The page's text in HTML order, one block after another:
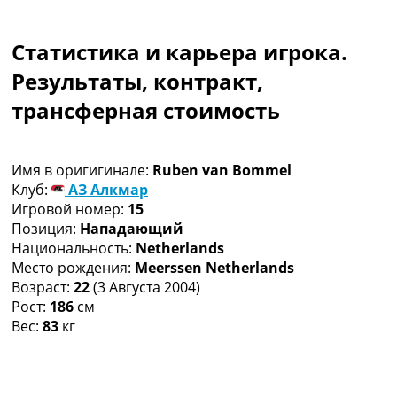
Чемпионат Мира
Украина. Премьер-Лига
Украина. Первая Лига
Лига Чемпионов
Другие Турниры >>>
Таблицы
Таблицы групп Чемпионата Мира
Украина. Премьер-Лига
Украина. Первая Лига
Лига Чемпионов. Таблицы групп
Англия. Премьер-Лига
Испания. Ла Лига
Статистика и карьера игрока.
Результаты, контракт,
трансферная стоимость
Имя в оригигинале: Ruben van Bommel
Клуб:
АЗ Алкмар
Игровой номер: 15
Позиция: Нападающий
Национальность: Netherlands
Место рождения: Meerssen Netherlands
Возраст: 22(3 Августа 2004)
Рост: 186 см
Вес: 83 кг